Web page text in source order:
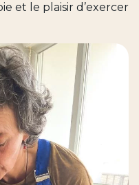
et le plaisir d’exercer